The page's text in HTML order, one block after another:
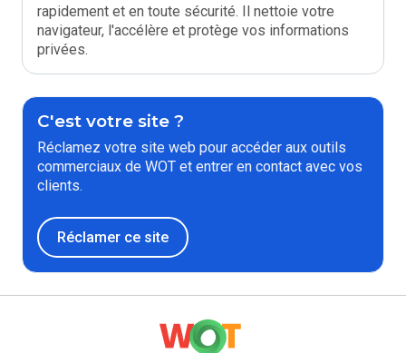
rapidement et en toute sécurité. Il nettoie votre
navigateur, l'accélère et protège vos informations
privées.
C'est votre site ?
Réclamez votre site web pour accéder aux outils
commerciaux de WOT et entrer en contact avec vos
clients.
Réclamer ce site